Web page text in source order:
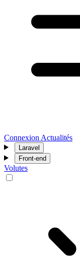
Connexion Actualités
Laravel
Front-end
Volutes